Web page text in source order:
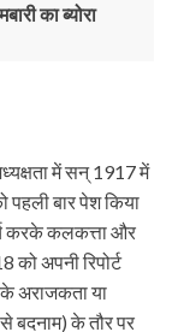
का ब्योरा
में सन् 1917 में
पहली बार पेश किया
करके कलकत्ता और
अपनी रिपोर्ट
अराजकता या
बदनाम) के तौर पर